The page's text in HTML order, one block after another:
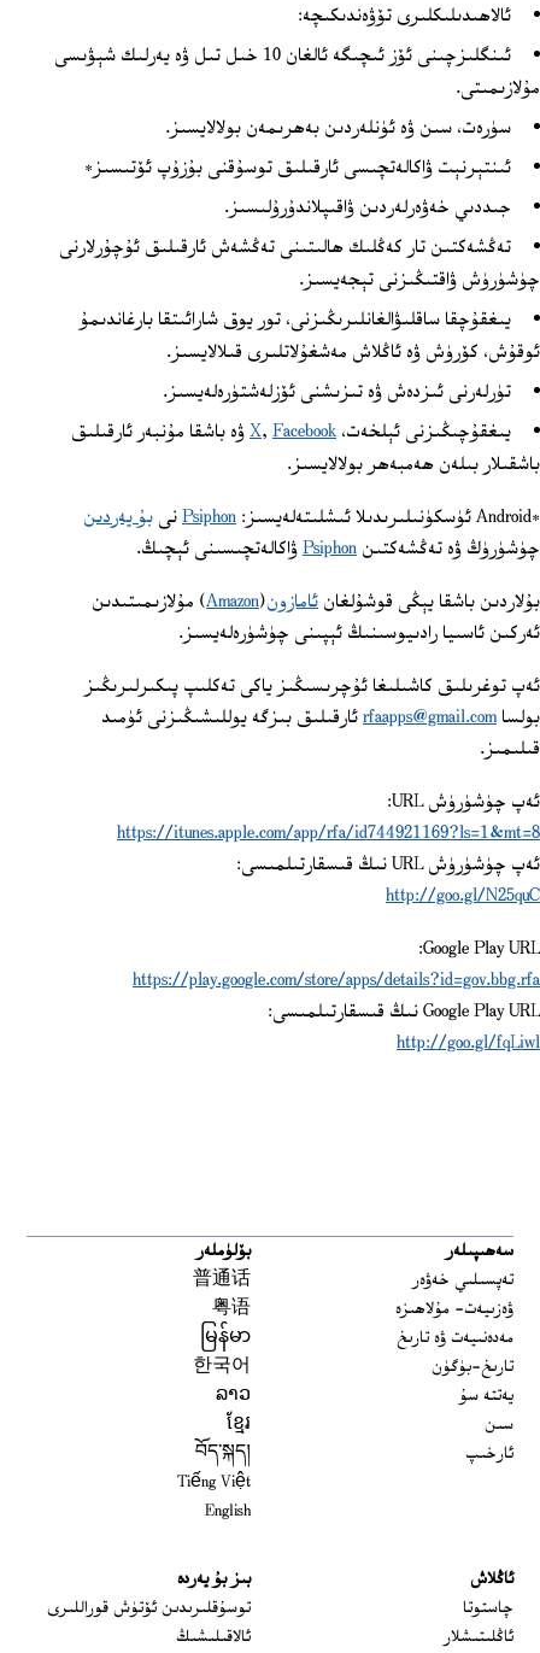
ئالاھىدىلىكلىرى تۆۋەندىكىچە:
ئىنگلىزچىنى ئۆز ئىچىگە ئالغان 10 خىل تىل ۋە يەرلىك شېۋىسى
مۇلازىمىتى.
سۈرەت، سىن ۋە ئۈنلەردىن بەھرىمەن بولالايسىز.
ئىنتېرنېت ۋاكالەتچىسى ئارقىلىق توسۇقنى بۇزۇپ ئۆتىسىز*
جىددىي خەۋەرلەردىن ۋاقىپلاندۇرۇلىسىز.
تەڭشەكتىن تار كەڭلىك ھالىتىنى تەڭشەش ئارقىلىق ئۇچۇرلارنى
چۈشۈرۈش ۋاقتىڭىزنى تېجەيسىز.
يىغقۇچقا ساقلىۋالغانلىرىڭىزنى، تور يوق شارائىتقا بارغاندىمۇ
ئوقۇش، كۆرۈش ۋە ئاڭلاش مەشغۇلاتلىرى قىلالايسىز.
تۈرلەرنى ئىزدەش ۋە تىزىشنى ئۆزلەشتۈرەلەيسىز.
يىغقۇچىڭىزنى ئېلخەت،
X, Facebook
ۋە باشقا مۇنبەر ئارقىلىق
باشقىلار بىلەن ھەمبەھر بولالايسىز.
*Android ئۈسكۈنىلىرىدىلا ئىشلىتەلەيسىز:
Psiphonنى بۇ يەردىن
چۈشۈرۈڭ ۋە تەڭشەكتىن Psiphonۋاكالەتچىسىنى ئېچىڭ.
بۇلاردىن باشقا يېڭى قوشۇلغان ئامازون(
Amazon) مۇلازىمىتىدىن
ئەركىن ئاسىيا رادىيوسىنىڭ ئېپىنى چۈشۈرەلەيسىز.
ئەپ توغرىلىق كاشىلىغا ئۇچرىسىڭىز ياكى تەكلىپ پىكىرلىرىڭىز
بولسا rfaapps@gmail.comئارقىلىق بىزگە يوللىشىڭىزنى ئۈمىد
قىلىمىز.
ئەپ چۈشۈرۈش URL:
https://itunes.apple.com/app/rfa/id744921169?ls=1&mt=8
ئەپ چۈشۈرۈش URL نىڭ قىسقارتىلمىسى:
http://goo.gl/N25quC
Google Play URL:
https://play.google.com/store/apps/details?id=gov.bbg.rfa
Google Play URL نىڭ قىسقارتىلمىسى:
http://goo.gl/fqLiwl
سەھىپىلەر
تەپسىلىي خەۋەر
ۋەزىيەت- مۇلاھىزە
مەدەنىيەت ۋە تارىخ
تارىخ-بۈگۈن
يەتتە سۇ
سىن
ئارخىپ
بۆلۈملەر
普通话
粤语
မြန်မာ
한국어
ລາວ
ខ្មែរ
བོད་སྐད།
Tiếng Việt
English
ئاڭلاش
چاستوتا
ئاڭلىتىشلار
بىز بۇ يەردە
توسۇقلىرىدىن ئۆتۈش قوراللىرى
ئالاقىلىشىڭ